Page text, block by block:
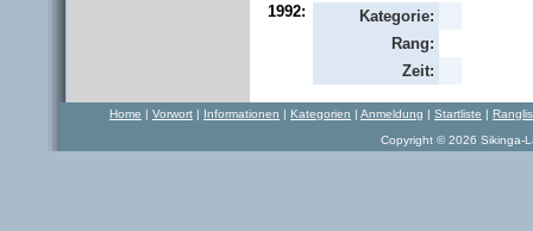
1992:
Kategorie:
Rang:
Zeit:
Home | Vorwort | Informationen | Kategorien | Anmeldung | Startliste |
Copyright © 2026 Sikinga-